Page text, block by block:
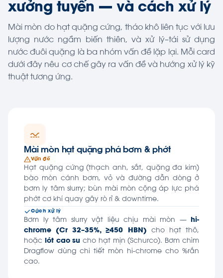
xưởng tuyển — và cách xử lý
Mài mòn do hạt quặng cứng, tháo khô liên tục với lưu
lượng nước ngầm biến thiên, và xử lý–tái sử dụng
nước đuôi quặng là ba nhóm vấn đề lặp lại. Mỗi card
dưới đây nêu cơ chế gây ra vấn đề và hướng xử lý kỹ
thuật tương ứng.
Mài mòn hạt quặng phá bơm & phớt
Vấn đề
Hạt quặng cứng (thạch anh, sắt, quặng đa kim)
bào mòn cánh bơm, vỏ và đường dẫn dòng ở
bơm ly tâm slurry; bùn mài mòn cộng áp lực phá
phớt cơ khí quay gây rò rỉ & downtime.
Cách xử lý
Bơm ly tâm slurry vật liệu chịu mài mòn — hi-
chrome (Cr 32–35%, ≥450 HBN) cho hạt thô,
hoặc lót cao su cho hạt mịn (Schurco). Bơm chìm
Dragflow dùng chi tiết mòn hi-chrome cho %rắn
cao.